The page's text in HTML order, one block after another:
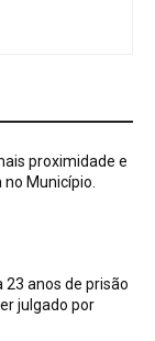
proximidade e
Município.
23 anos de prisão
julgado por